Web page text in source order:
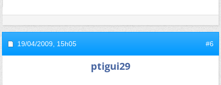
19/04/2009, 15h05 #6
ptigui29